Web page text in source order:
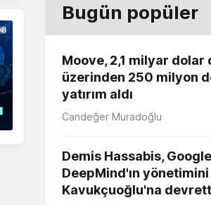
Bugün popüler
Moove, 2,1 milyar dolar
üzerinden 250 milyon
yatırım aldı
Candeğer Muradoğlu
Demis Hassabis, Google
DeepMind'ın
Kavukçuoğlu'na